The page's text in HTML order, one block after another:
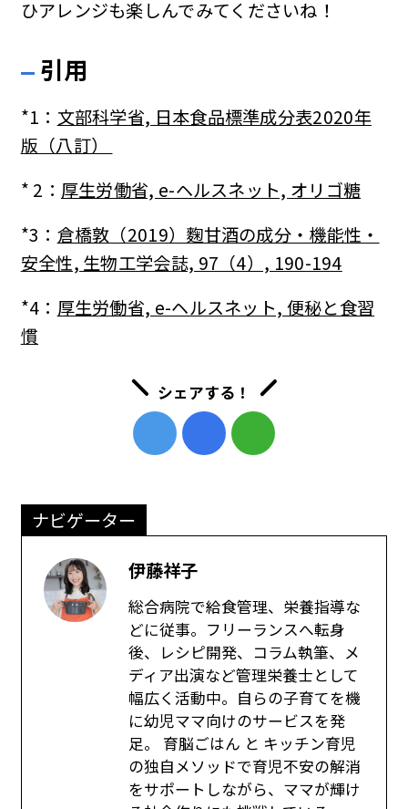
ひアレンジも楽しんでみてくださいね！
引用
*1： 文部科学省, 日本食品標準成分表2020年
版（八訂）
* 2： 厚生労働省, e-ヘルスネット, オリゴ糖
*3： 倉橋敦（2019）麴甘酒の成分・機能性・
安全性, 生物工学会誌, 97（4）, 190-194
*4： 厚生労働省, e-ヘルスネット, 便秘と食習
慣
シェアする！
ナビゲーター
伊藤祥子
総合病院で給食管理、栄養指導な
どに従事。フリーランスへ転身
後、レシピ開発、コラム執筆、メ
ディア出演など管理栄養士として
幅広く活動中。自らの子育てを機
に幼児ママ向けのサービスを発
足。 育脳ごはん と キッチン育児
の独自メソッドで育児不安の解消
をサポートしながら、ママが輝け